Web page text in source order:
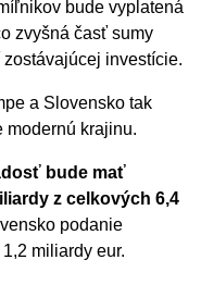
bude vyplatená
zvyšná časť sumy
investície.
a Slovensko tak
modernú krajinu.
bude mať
z celkových 6,4
podanie
miliardy eur.